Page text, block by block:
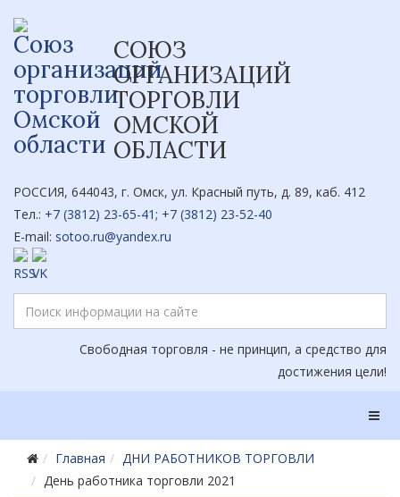
СОЮЗ
ОРГАНИЗАЦИЙ
ТОРГОВЛИ
ОМСКОЙ
ОБЛАСТИ
РОССИЯ, 644043, г. Омск, ул. Красный путь, д. 89, каб. 412
Тел.: +7 (3812) 23-65-41; +7 (3812) 23-52-40
E-mail: sotoo.ru@yandex.ru
Свободная торговля - не принцип, а средство для
достижения цели!
Главная
ДНИ РАБОТНИКОВ ТОРГОВЛИ
День работника торговли 2021